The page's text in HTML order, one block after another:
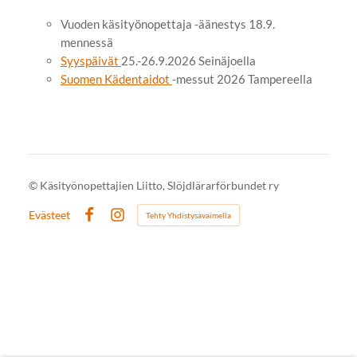
Vuoden käsityönopettaja -äänestys 18.9.
mennessä
Syyspäivät 25.-26.9.2026 Seinäjoella
Suomen Kädentaidot -messut 2026 Tampereella
© Käsityönopettajien Liitto, Slöjdlärarförbundet ry
Evästeet
Instagram
Tehty Yhdistysavaimella